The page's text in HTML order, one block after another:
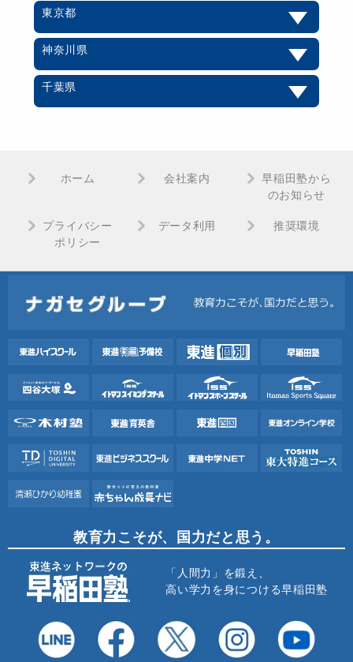
東京都
神奈川県
千葉県
ホーム 会社案内
早稲田塾から
のお知らせ
プライバシー
ポリシー
データ利用 推奨環境
教育力こそが、国力だと思う。
「人間力」を鍛え、
高い学力を身につける早稲田塾